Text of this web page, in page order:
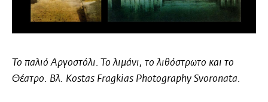
Το παλιόΑργοστόλι. Το λιμάνι, το λιθόστρωτο και το
Θέατρο. Βλ. Kostas Fragkias Photography Svoronata.